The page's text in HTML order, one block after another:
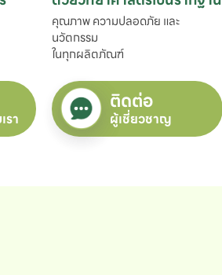
คุณภาพ ความปลอดภัย และ
นวัตกรรม
ในทุกผลิตภัณฑ์
รา
ติดต่อ
ผู้เชี่ยวชาญ